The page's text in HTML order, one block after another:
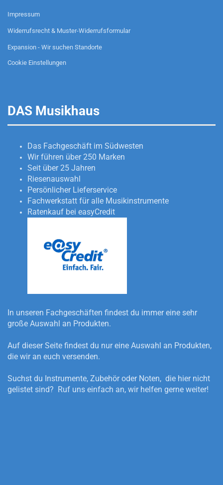
Impressum
Widerrufsrecht & Muster-Widerrufsformular
Expansion - Wir suchen Standorte
Cookie Einstellungen
DAS Musikhaus
Das Fachgeschäft im Südwesten
Wir führen über 250 Marken
Seit über 25 Jahren
Riesenauswahl
Persönlicher Lieferservice
Fachwerkstatt für alle Musikinstrumente
Ratenkauf bei easyCredit
In unseren Fachgeschäften findest du immer eine sehr
große Auswahl an Produkten.
Auf dieser Seite findest du nur eine Auswahl an Produkten,
die wir an euch versenden.
Suchst du Instrumente, Zubehör oder Noten, die hier nicht
gelistet sind? Ruf uns einfach an, wir helfen gerne weiter!